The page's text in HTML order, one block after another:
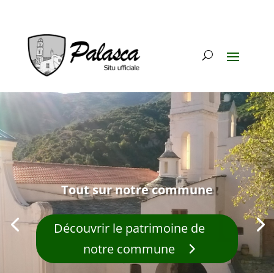
Tout sur notre commune
Découvrir le patrimoine de
notre commune